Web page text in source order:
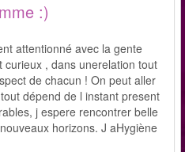
:)
attentionné avec la gente
, dans unerelation tout
de chacun ! On peut aller
dépend de l instant present
j espere rencontrer belle
horizons. J aHygiène